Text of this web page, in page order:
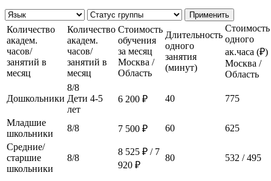
Применить
Количество
академ.
часов/
занятий в
месяц
Количество
академ.
часов/
занятий в
месяц
Стоимость
обучения
за месяц
Москва /
Область
Длительность
одного
занятия
(минут)
Стоимость
одного
ак.часа (₽)
Москва /
Область
Дошкольники
8/8
Дети 4-5
лет
6 200 ₽ 40 775
Младшие
школьники
8/8 7 500 ₽ 60
625
Средние/
старшие
школьники
8/8
8 525 ₽ / 7
920 ₽
80 532 / 495